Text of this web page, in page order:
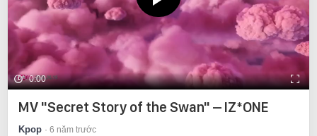
0:00
MV "Secret Story of the Swan" – IZ*ONE
Kpop 6 năm trước